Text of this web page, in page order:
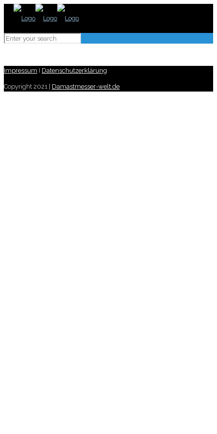
Impressum I Datenschutzerklärung
Copyright 2021 | Damastmesser-welt.de